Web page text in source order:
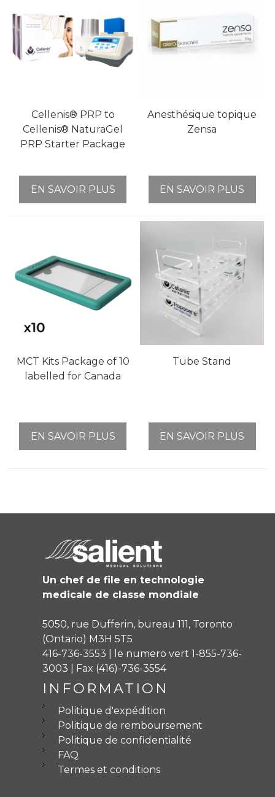
Cellenis® PRP to
Cellenis® NaturaGel
PRP Starter Package
EN SAVOIR PLUS
Anesthésique topique
Zensa
EN SAVOIR PLUS
MCT Kits Package of 10
labelled for Canada
EN SAVOIR PLUS
Tube Stand
EN SAVOIR PLUS
Un chef de file en technologie
medicale de classe mondiale
5050, rue Dufferin, bureau 111, Toronto
(Ontario) M3H 5T5
416-736-3553 | le numero vert 1-855-736-
3003 | Fax (416)-736-3554
INFORMATION
Politique d'expédition
Politique de remboursement
Politique de confidentialité
FAQ
Termes et conditions